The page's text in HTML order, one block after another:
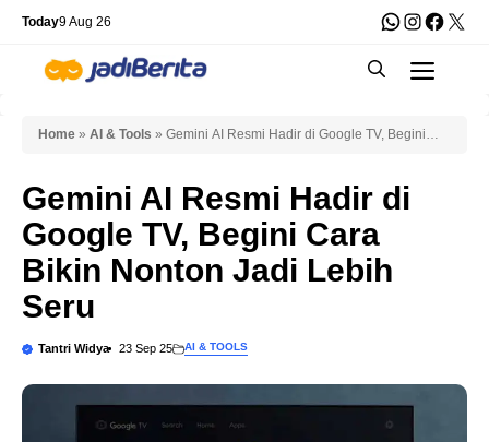
Skip
content
Today9 Aug 26 WhatsApp
X
Home » AI & Tools » Gemini AI Resmi Hadir di Google TV, Begini
Gemini AI Resmi Hadir di
Google TV, Begini Cara
Bikin Nonton Jadi Lebih
Seru
Tantri Widya 23 Sep 25 AI & TOOLS